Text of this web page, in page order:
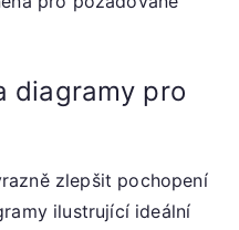
diagramy pro
zlepšit pochopení
ilustrující ideální